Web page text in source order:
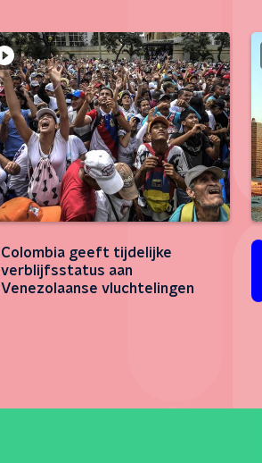
Colombia geeft tijdelijke
verblijfsstatus aan
Venezolaanse vluchtelingen